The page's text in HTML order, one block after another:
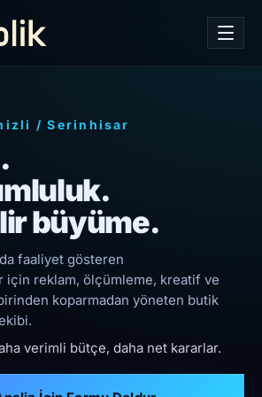
/Serinhisar
büyüme.
faaliyet gösteren
için reklam, ölçümleme, kreatif ve
koparmadan yöneten butik
verimli bütçe, daha net kararlar.